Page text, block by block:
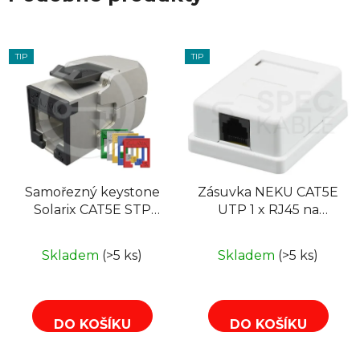
TIP
Samořezný keystone
Solarix CAT5E STP
GROUND LOCK
Skladem (>5 ks)
DO KOŠÍKU
TIP
Zásuvka NEKU CAT5E
UTP 1 x RJ45 na
Skladem (>5 ks)
DO KOŠÍKU